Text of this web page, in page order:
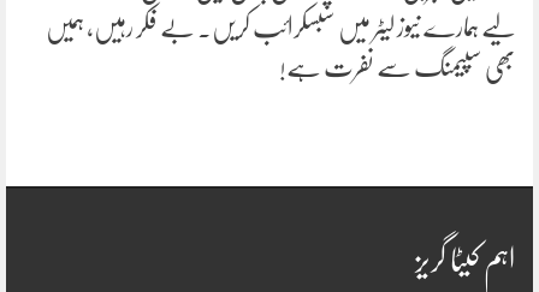
لیے ہمارے نیوز لیٹر میں سبسکرائب کریں۔ بے فکر رہیں، ہمیں
بھی سپیمنگ سے نفرت ہے!
اہم کیٹا گریز